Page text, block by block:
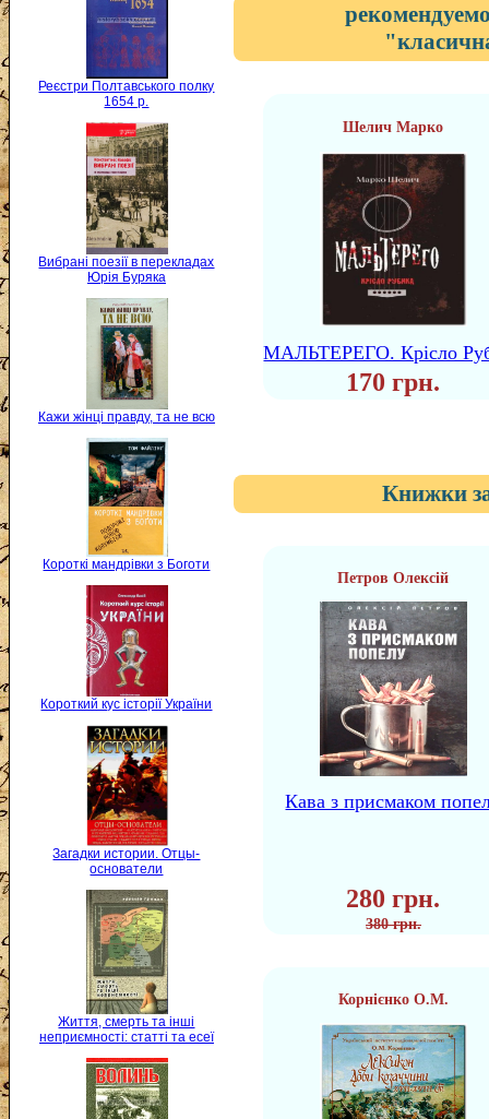
Реєстри Полтавського полку
1654 р.
Вибрані поезії в перекладах
Юрія Буряка
Кажи жінці правду, та не всю
Короткі мандрівки з Боготи
Короткий кус історії України
Загадки истории. Отцы-
основатели
Життя, смерть та інші
неприємності: статті та есеї
Шелич Марко
МАЛЬТЕРЕГО. Крісло
170 грн.
Книжки
Петров Олексій
Кава з присмаком
280 грн.
380 грн.
Корнієнко О.М.